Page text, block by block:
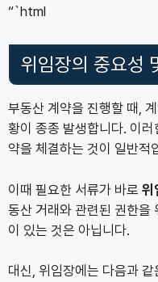
“`html
위임장의 중요성
부동산 계약을 진행할 때,
황이 종종 발생합니다. 이러
약을 체결하는 것이 일반적
이때 필요한 서류가 바로 위
동산 거래와 관련된 권한을
이 있는 것은 아닙니다.
대신, 위임장에는 다음과